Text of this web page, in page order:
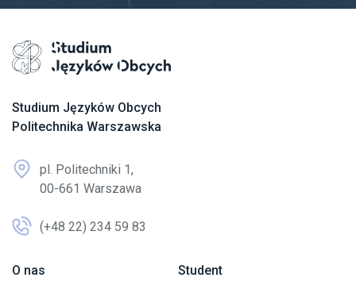
Studium Języków Obcych
Politechnika Warszawska
pl. Politechniki 1,
00-661 Warszawa
(+48 22) 234 59 83
O nas Student